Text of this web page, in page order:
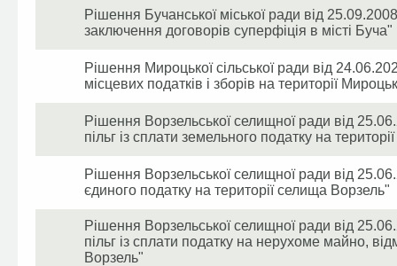
Рішення Бучанської міської ради від
заключення договорів суперфіція в місті Буча"
Рішення Мироцької сільської ради від
місцевих податків і зборів на території
Рішення Ворзельської селищної ради від
пільг із сплати земельного податку на
Рішення Ворзельської селищної ради від
єдиного податку на території селища Ворзель"
Рішення Ворзельської селищної ради від
пільг із сплати податку на нерухоме майно,
Ворзель"